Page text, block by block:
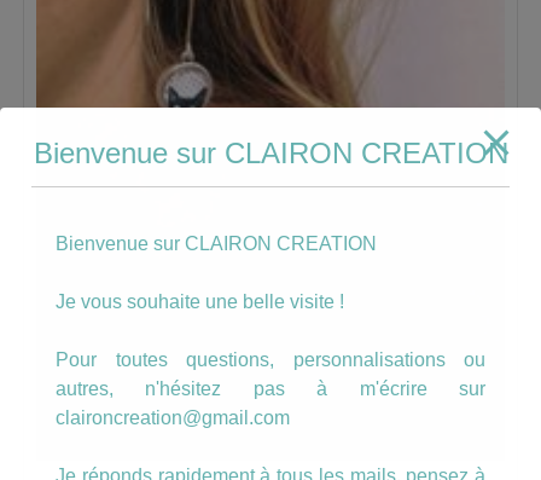
Bienvenue sur CLAIRON CREATION
Bienvenue sur CLAIRON CREATION
Je vous souhaite une belle visite !
Pour toutes questions, personnalisations ou
autres, n'hésitez pas à m'écrire sur
claironcreation@gmail.com
Je réponds rapidement à tous les mails, pensez à